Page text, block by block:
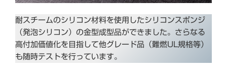
耐スチームのシリコン材料を使用したシリコンスポンジ
（発泡シリコン）の金型成型品ができました。さらなる
高付加価値化を目指して他グレード品（難燃UL規格等）
も随時テストを行っています。